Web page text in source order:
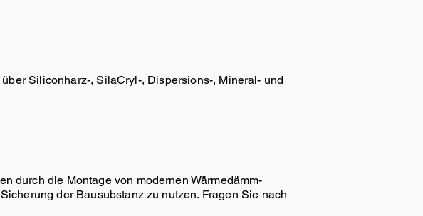
Siliconharz-, SilaCryl-, Dispersions-, Mineral- und
durch die Montage von modernen Wärmedämm-
der Bausubstanz zu nutzen. Fragen Sie nach